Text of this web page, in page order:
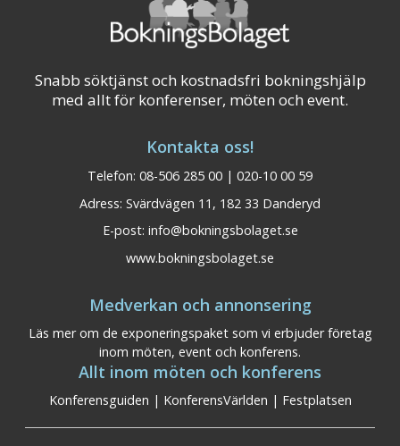
Snabb söktjänst och kostnadsfri bokningshjälp
med allt för konferenser, möten och event.
Kontakta oss!
Telefon: 08-506 285 00 | 020-10 00 59
Adress: Svärdvägen 11, 182 33 Danderyd
E-post: info@bokningsbolaget.se
www.bokningsbolaget.se
Medverkan och annonsering
Läs mer om de exponeringspaket som vi erbjuder företag
inom möten, event och konferens.
Allt inom möten och konferens
Konferensguiden | KonferensVärlden | Festplatsen